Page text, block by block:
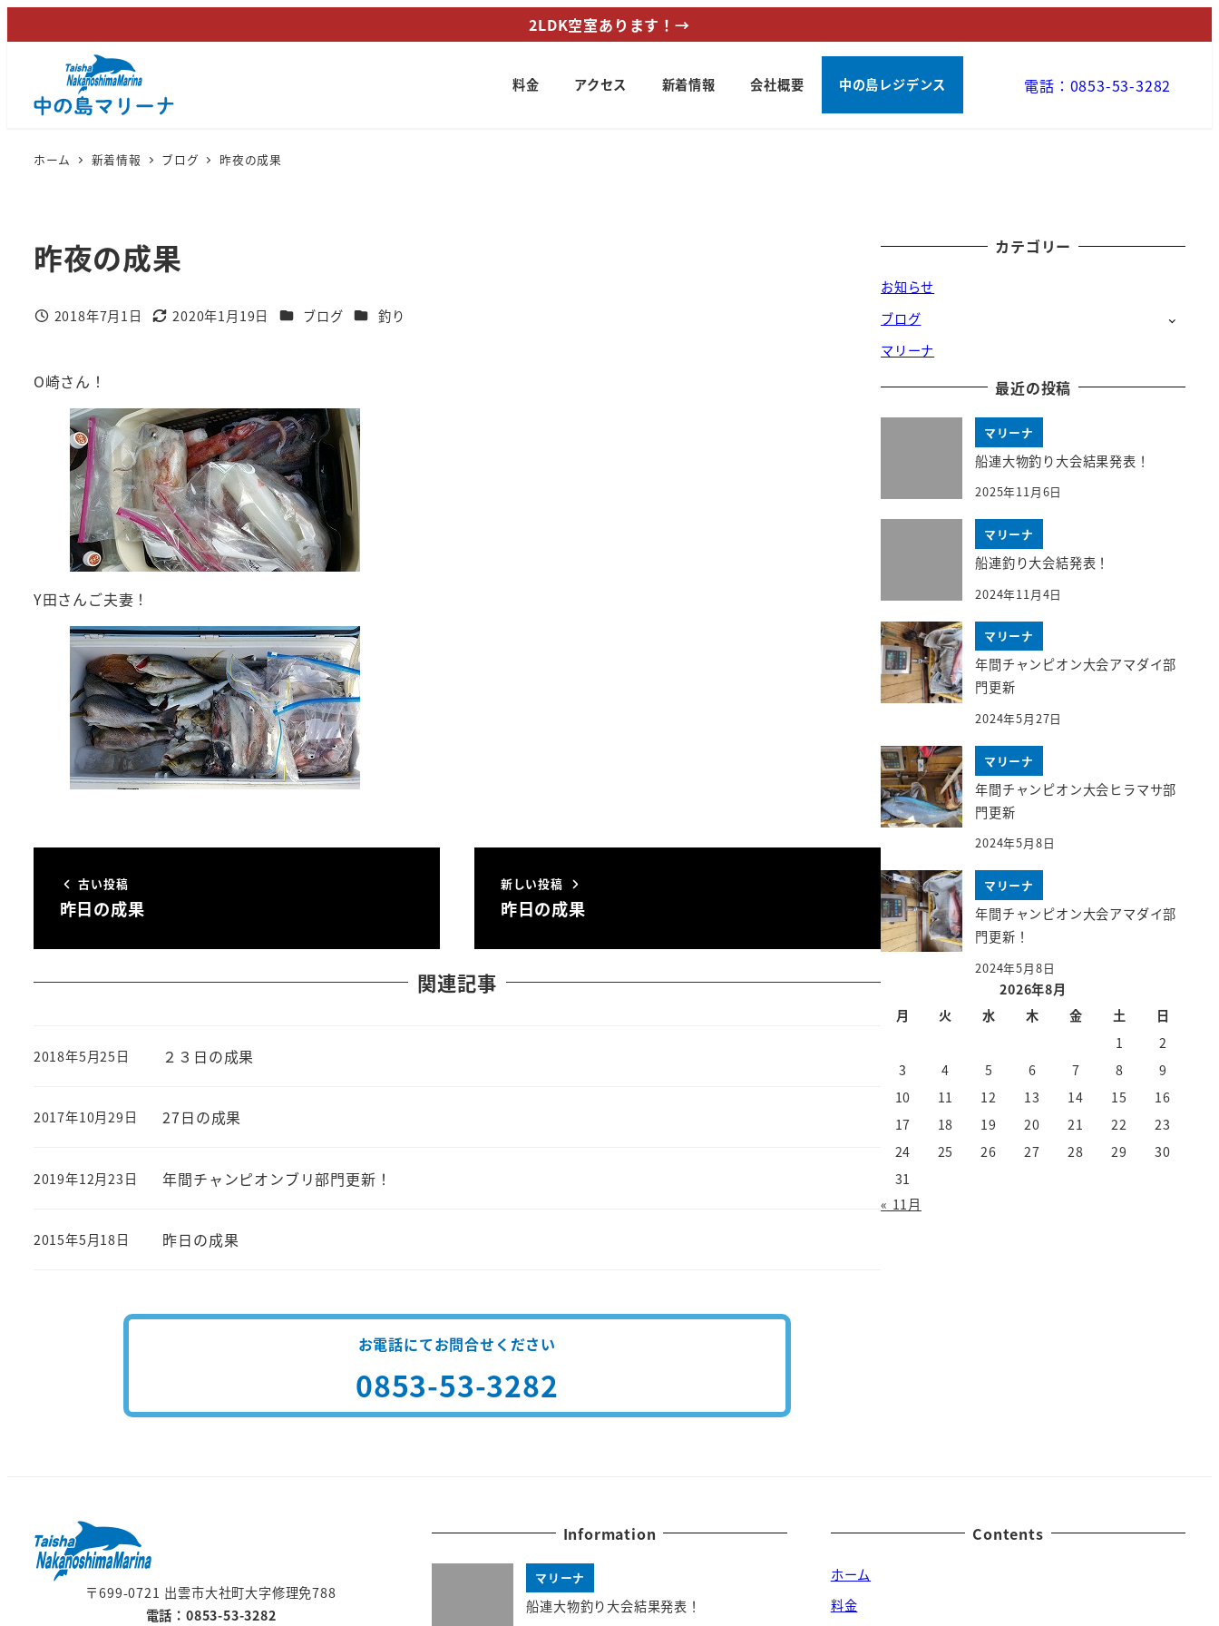
イ
2LDK空室あります！→
料金 アクセス 新着情報 会社概要 中の島レジデンス 電話：0853-53-3282
ホーム 新着情報 ブログ 昨夜の成果
昨夜の成果
投稿日
2018年7月1日
更新日
2020年1月19日 カテゴリー
ブログ カテゴリー
釣り
O崎さん！
Y田さんご夫妻！
古い投稿
昨日の成果
新しい投稿
昨日の成果
関連記事
２３日の成果
投稿日
2018年5月25日
27日の成果
投稿日
2017年10月29日
年間チャンピオンブリ部門更新！
投稿日
2019年12月23日
昨日の成果
投稿日
2015年5月18日
お電話にてお問合せください
0853-53-3282
カテゴリー
お知らせ
ブログ
マリーナ
最近の投稿
マリーナ
船連大物釣り大会結果発表！
2025年11月6日
マリーナ
船連釣り大会結発表！
2024年11月4日
マリーナ
年間チャンピオン大会アマダイ部
門更新
2024年5月27日
マリーナ
年間チャンピオン大会ヒラマサ部
門更新
2024年5月8日
マリーナ
年間チャンピオン大会アマダイ部
門更新！
2024年5月8日
2026年8月
月
火 水 木 金 土
日
1
2
3
4 5 6 7 8
9
10
11 12 13 14 15
16
17
18 19 20 21 22
23
24
25 26 27 28 29
30
31
« 11月
〒699-0721 出雲市大社町大字修理免788
電話：0853-53-3282
Information
マリーナ
船連大物釣り大会結果発表！
Contents
ホーム
料金